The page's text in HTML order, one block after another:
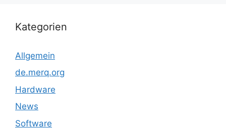
Kategorien
Allgemein
de.merq.org
Hardware
News
Software